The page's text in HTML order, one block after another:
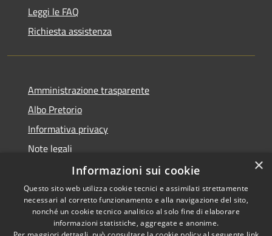
Leggi le FAQ
Richiesta assistenza
Amministrazione trasparente
Albo Pretorio
Informativa privacy
Note legali
Dichiarazione di accessibilità
RSS Copyright © 2026 • Comune di
×
Informazioni sui cookie
Questo sito web utilizza cookie tecnici e assimilati strettamente
necessari al corretto funzionamento e alla navigazione del sito,
nonché un cookie tecnico analitico al solo fine di elaborare
informazioni statistiche, aggregate e anonime.